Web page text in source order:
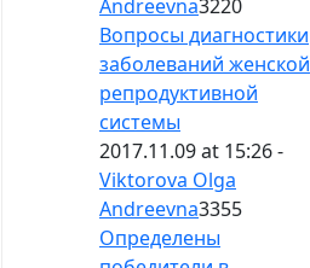
Andreevna3220
Вопросы диагностики
заболеваний женской
репродуктивной
системы
2017.11.09 at 15:26 -
Viktorova Olga
Andreevna3355
Определены